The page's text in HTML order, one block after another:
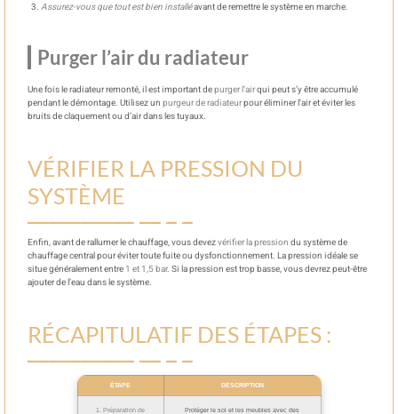
Assurez-vous que tout est bien installéavant de remettre le système en marche.
Purger l’air du radiateur
Une fois le radiateur remonté, il est important depurger l’airqui peut s’y être accumulé
pendant le démontage. Utilisez un purgeur de radiateurpour éliminer l’air et éviter les
bruits de claquement ou d’air dans les tuyaux.
VÉRIFIER LA PRESSION DU
SYSTÈME
Enfin, avant de rallumer le chauffage, vous devezvérifier la pression du système de
chauffage central pour éviter toute fuite ou dysfonctionnement. La pression idéale se
situe généralement entre 1 et 1,5 bar. Si la pression est trop basse, vous devrez peut-être
ajouter de l’eau dans le système.
RÉCAPITULATIF DES ÉTAPES :
ÉTAPE DESCRIPTION
1. Préparation de
Protéger le sol et les meubles avec des